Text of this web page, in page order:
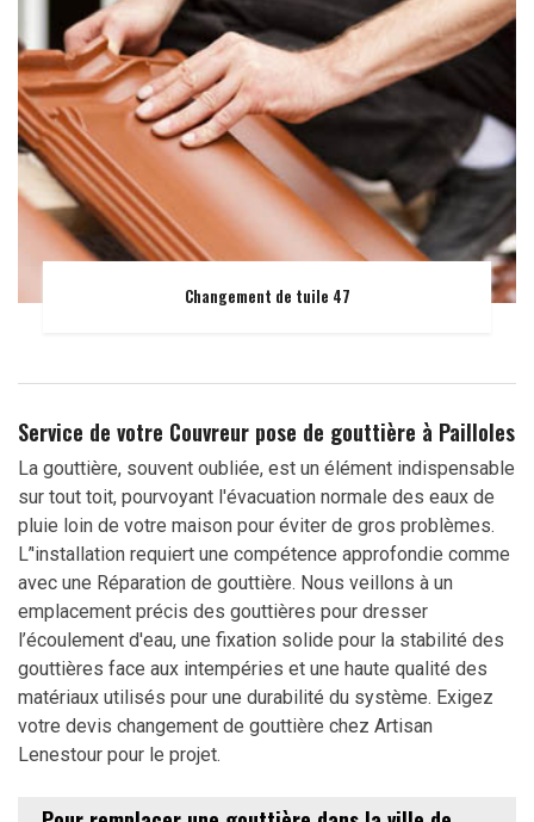
Changement de tuile 47
Service de votre Couvreur pose de gouttière à Pailloles
La gouttière, souvent oubliée, est un élément indispensable
sur tout toit, pourvoyant l'évacuation normale des eaux de
pluie loin de votre maison pour éviter de gros problèmes.
L’'installation requiert une compétence approfondie comme
avec une Réparation de gouttière. Nous veillons à un
emplacement précis des gouttières pour dresser
l’écoulement d'eau, une fixation solide pour la stabilité des
gouttières face aux intempéries et une haute qualité des
matériaux utilisés pour une durabilité du système. Exigez
votre devis changement de gouttière chez Artisan
Lenestour pour le projet.